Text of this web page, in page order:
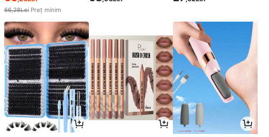
66,28Lei Preț minim